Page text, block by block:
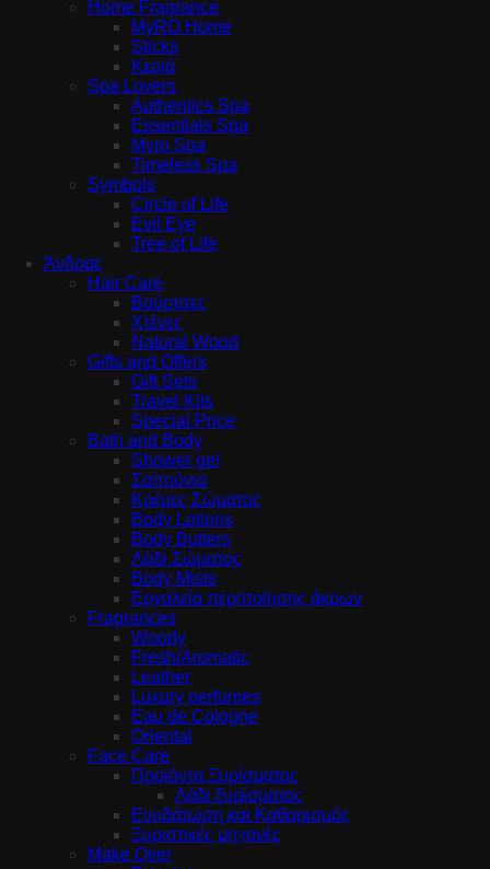
Home Fragrance
MyRO Home
Sticks
Κεριά
Spa Lovers
Authentics Spa
Essentials Spa
Myro Spa
Timeless Spa
Symbols
Circle of Life
Evil Eye
Tree of Life
Άνδρας
Hair Care
Βούρτσες
Χτένες
Natural Wood
Gifts and Offers
Gift Sets
Travel Kits
Special Price
Bath and Body
Shower gel
Σαπούνια
Κρέμες Σώματος
Body Lotions
Body Butters
Λάδι Σώματος
Body Mists
Εργαλεία περιποίησης άκρων
Fragrances
Woody
Fresh/Aromatic
Leather
Luxury perfumes
Eau de Cologne
Oriental
Face Care
Προϊόντα Ξυρίσματος
Λάδι ξυρίσματος
Ενυδάτωση και Καθαρισμός
Ξυριστικές μηχανές
Make Over